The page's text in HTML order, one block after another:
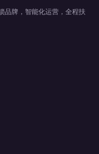
品牌，智能化运营，全程扶